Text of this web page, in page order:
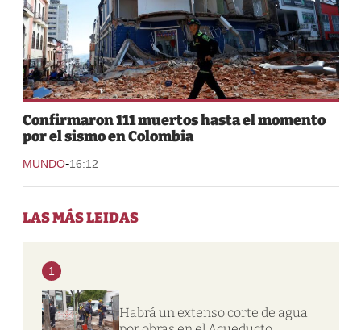
Confirmaron 111 muertos hasta el momento
por el sismo en Colombia
MUNDO-16:12
LAS MÁS LEIDAS
1
Habrá un extenso corte de agua